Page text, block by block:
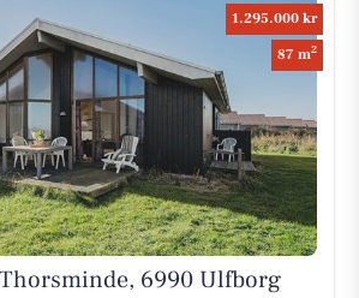
1.295.000 kr
87 m2
6990 Ulfborg